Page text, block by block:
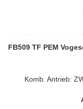
FB509 TF PEM
Komb. Antrieb: